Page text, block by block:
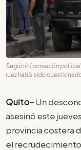
Según información
juez había sido
Quito- Un
asesinó este
provincia costera
el